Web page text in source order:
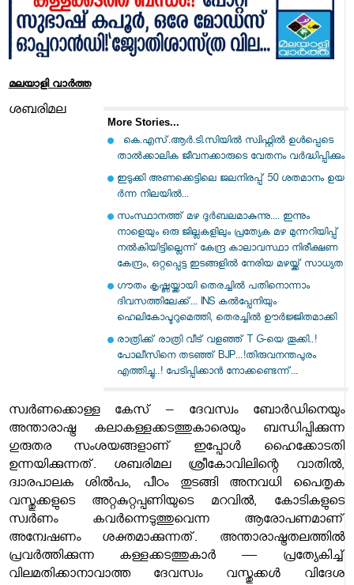
മലയാളി വാര്‍ത്ത
More Stories...
കെ.എസ്.ആർ.ടി.സിയിൽ സ്വിഫ്റ്റിൽ ഉൾപ്പെടെ
താൽക്കാലിക ജീവനക്കാരുടെ വേതനം വർദ്ധിപ്പിക്കും
ഇ​ടു​ക്കി അ​ണ​​ക്കെ​ട്ടി​ലെ ജ​ല​നി​ര​പ്പ് 50 ശ​ത​മാ​നം ഉ​യ​
ർന്ന നിലയിൽ...
സംസ്ഥാനത്ത് മഴ ദുർബലമാകുന്നു.... ഇന്നും
നാളെയും ഒരു ജില്ലകളിലും പ്രത്യേക മഴ മുന്നറിയിപ്പ്
നൽകിയിട്ടില്ലെന്ന് കേന്ദ്ര കാലാവസ്ഥാ നിരീക്ഷണ
കേന്ദ്രം, ഒറ്റപ്പെട്ട ഇടങ്ങളിൽ നേരിയ മഴയ്ക്ക് സാധ്യത
ഗൗതം കൃഷ്ണയ്ക്കായി തെരച്ചിൽ പതിനൊന്നാം
ദിവസത്തിലേക്ക്... INS കൽപ്പേനിയും
ഹെലികോപ്ടറുമെത്തി, തെരച്ചിൽ ഊർജ്ജിതമാക്കി
രാത്രിക്ക് രാത്രി വീട് വളഞ്ഞ് T G-യെ തൂക്കി..!
പോലീസിനെ തടഞ്ഞ് BJP...!തിരുവനന്തപുരം
എത്തിച്ചു..! പേടിപ്പിക്കാൻ നോക്കണ്ടെന്ന്...
ശബരിമല
സ്വർണക്കൊള്ള കേസ് – ദേവസ്വം ബോർഡിനെയും
അന്താരാഷ്ട്ര കലാകള്ളക്കടത്തുകാരെയും ബന്ധിപ്പിക്കുന്ന
ഗുരുതര സംശയങ്ങളാണ് ഇപ്പോൾ ഹൈക്കോടതി
ഉന്നയിക്കുന്നത്. ശബരിമല ശ്രീകോവിലിന്റെ വാതിൽ,
ദ്വാരപാലക ശിൽപം, പീഠം തുടങ്ങി അനവധി പൈതൃക
വസ്തുക്കളുടെ അറ്റകുറ്റപ്പണിയുടെ മറവിൽ, കോടികളുടെ
സ്വർണം കവർന്നെടുത്തുവെന്ന ആരോപണമാണ്
അന്വേഷണം ശക്തമാക്കുന്നത്. അന്താരാഷ്ട്രതലത്തിൽ
പ്രവർത്തിക്കുന്ന കള്ളക്കടത്തുകാർ — പ്രത്യേകിച്ച്
വിലമതിക്കാനാവാത്ത ദേവസ്വം വസ്തുക്കൾ വിദേശ